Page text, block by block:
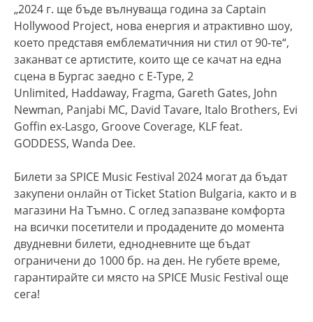
„2024 г. ще бъде вълнуваща година за Captain
Hollywood Project, нова енергия и атрактивно шоу,
което представя емблематичния ни стил от 90-те“,
заканват се артистите, които ще се качат на една
сцена в Бургас заедно с E-Type, 2
Unlimited, Haddaway, Fragma, Gareth Gates, John
Newman, Panjabi MC, David Tavare, Italo Brothers, Evi
Goffin ex-Lasgo, Groove Coverage, KLF feat.
GODDESS, Wanda Dee.
Билети за SPICE Music Festival 2024 могат да бъдат
закупени онлайн от Ticket Station Bulgaria, както и в
магазини На Тъмно. С оглед запазване комфорта
на всички посетители и продадените до момента
двудневни билети, еднодневните ще бъдат
ограничени до 1000 бр. на ден. Не губете време,
гарантирайте си място на SPICE Music Festival още
сега!